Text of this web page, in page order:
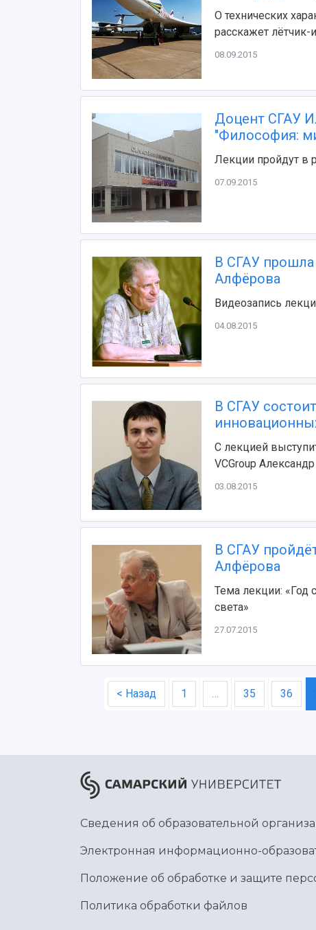
О технических
расскажет
08.09.2015
Доцент СГАУ
"Философия:
Лекции пройдут в
07.09.2015
В СГАУ
Алфёрова
Видеозапись
04.08.2015
В СГАУ
С лекцией
VCGroup
03.08.2015
В СГАУ
Алфёрова
Тема лекции: «Год
света»
27.07.2015
< Назад 1 35 36
Сведения об образовательной
Электронная информационно-
Положение об обработке и защите
Политика обработки файлов